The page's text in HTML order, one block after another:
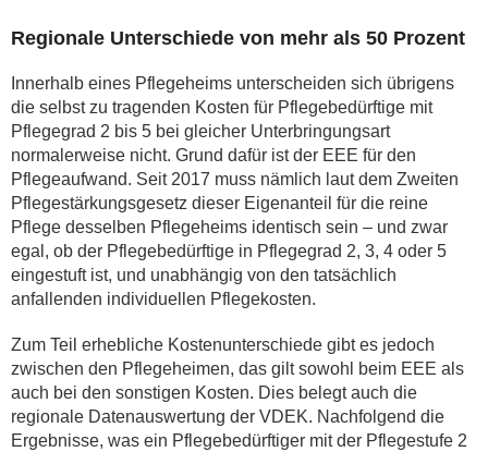
Regionale Unterschiede von mehr als 50 Prozent
Innerhalb eines Pflegeheims unterscheiden sich übrigens
die selbst zu tragenden Kosten für Pflegebedürftige mit
Pflegegrad 2 bis 5 bei gleicher Unterbringungsart
normalerweise nicht. Grund dafür ist der EEE für den
Pflegeaufwand. Seit 2017 muss nämlich laut dem Zweiten
Pflegestärkungsgesetz dieser Eigenanteil für die reine
Pflege desselben Pflegeheims identisch sein – und zwar
egal, ob der Pflegebedürftige in Pflegegrad 2, 3, 4 oder 5
eingestuft ist, und unabhängig von den tatsächlich
anfallenden individuellen Pflegekosten.
Zum Teil erhebliche Kostenunterschiede gibt es jedoch
zwischen den Pflegeheimen, das gilt sowohl beim EEE als
auch bei den sonstigen Kosten. Dies belegt auch die
regionale Datenauswertung der VDEK. Nachfolgend die
Ergebnisse, was ein Pflegebedürftiger mit der Pflegestufe 2